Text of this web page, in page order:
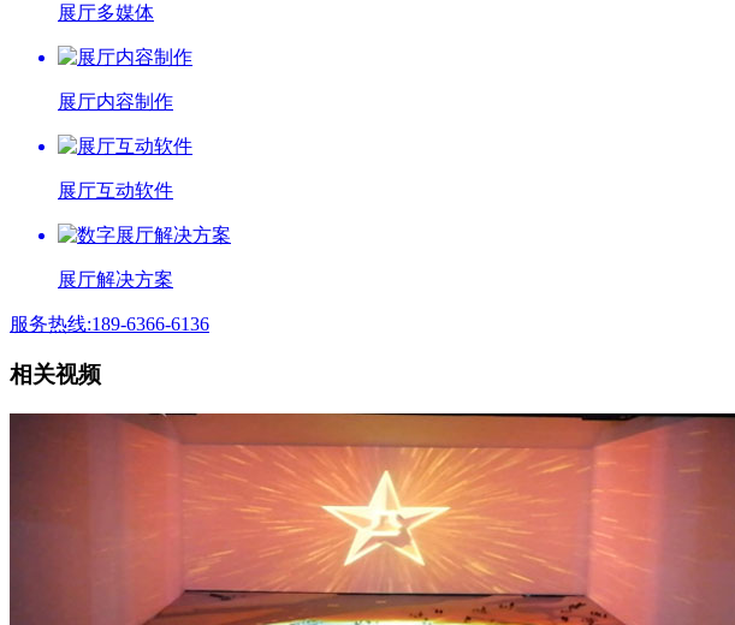
展厅多媒体
展厅内容制作
展厅互动软件
展厅解决方案
服务热线:189-6366-6136
相关视频